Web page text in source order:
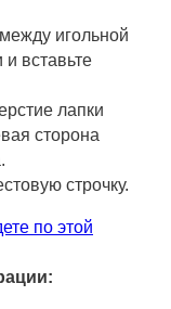
игольной
вставьте
лапки
сторона
строчку.
по этой